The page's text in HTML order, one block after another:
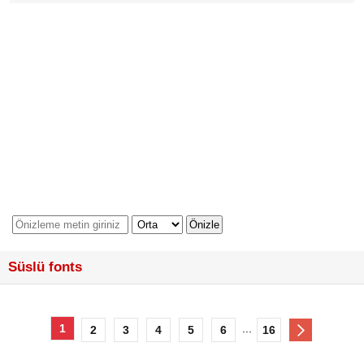
Süslü fonts
1 2 3 4 5 6 16